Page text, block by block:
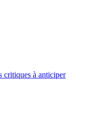
critiques à anticiper